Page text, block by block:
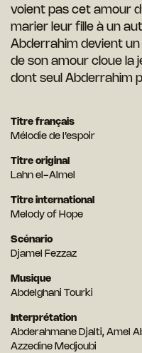
voient pas cet amour
marier leur fille à un
Abderrahim devient
de son amour cloue la
dont seul Abderrahim
Titre français
Mélodie de l’espoir
Titre original
Lahn el-Almel
Titre international
Melody of Hope
Scénario
Djamel Fezzaz
Musique
Abdelghani Tourki
Interprétation
Abderahmane Djalti, Amel
Azzedine Medjoubi